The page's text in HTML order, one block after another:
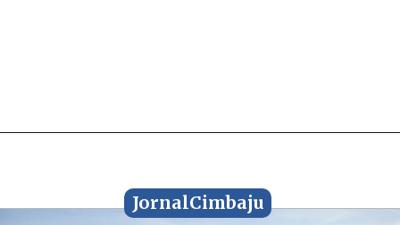
JornalCimbaju
JornalCimbaju